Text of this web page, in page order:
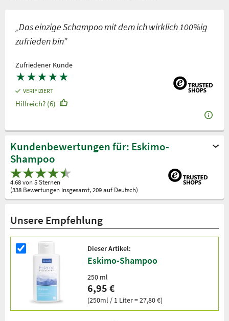
„Das einzige Schampoo mit dem ich wirklich 100%ig
zufrieden bin”
Zufriedener Kunde
★★★★★
VERIFIZIERT
Hilfreich? (6)
Kundenbewertungen für: Eskimo-
Shampoo
4.68 von 5 Sternen
(338 Bewertungen insgesamt, 209 auf Deutsch)
Unsere Empfehlung
Dieser Artikel:
Eskimo-Shampoo
250 ml
6,95 €
(250ml / 1 Liter = 27,80 €)